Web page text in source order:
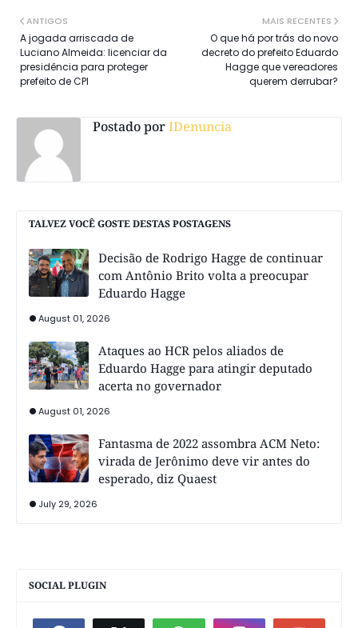
MAIS RECENTES
O que há por trás do novo
decreto do prefeito Eduardo
Hagge que vereadores
querem derrubar?
ANTIGOS
A jogada arriscada de
Luciano Almeida: licenciar da
presidência para proteger
prefeito de CPI
Postado porIDenuncia
TALVEZ VOCÊ GOSTE DESTAS POSTAGENS
Decisão de Rodrigo Hagge de continuar
com Antônio Brito volta a preocupar
Eduardo Hagge
August 01, 2026
Ataques ao HCR pelos aliados de
Eduardo Hagge para atingir deputado
acerta no governador
August 01, 2026
Fantasma de 2022 assombra ACM Neto:
virada de Jerônimo deve vir antes do
esperado, diz Quaest
July 29, 2026
SOCIAL PLUGIN